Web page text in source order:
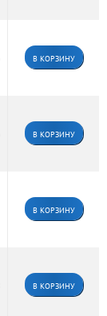
В КОРЗИНУ
В КОРЗИНУ
В КОРЗИНУ
В КОРЗИНУ